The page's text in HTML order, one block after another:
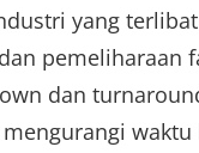
yang
pemeliharaan
dan
waktu